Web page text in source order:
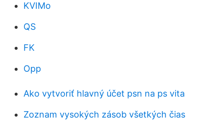
KVIMo
QS
FK
Opp
Ako vytvoriť hlavný účet psn na ps vita
Zoznam vysokých zásob všetkých čias